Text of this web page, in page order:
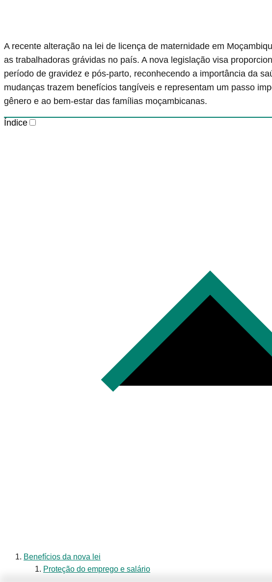
A recente alteração na lei de licença de maternidade em
as trabalhadoras grávidas no país. A nova legislação visa
período de gravidez e pós-parto, reconhecendo a importância da
mudanças trazem benefícios tangíveis e representam um passo
gênero e ao bem-estar das famílias moçambicanas.
Índice
Benefícios da nova lei
Proteção do emprego e salário